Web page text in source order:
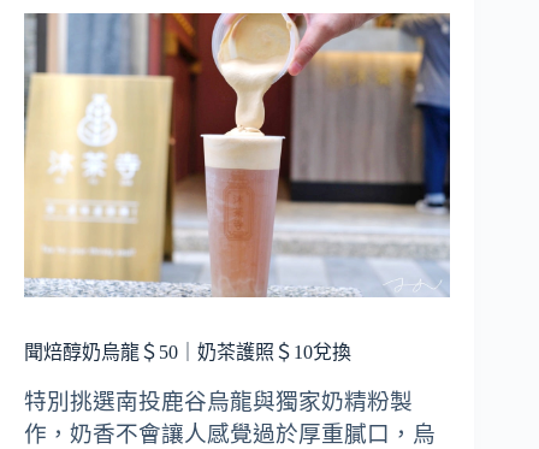
聞焙醇奶烏龍＄50｜奶茶護照＄10兌換
特別挑選南投鹿谷烏龍與獨家奶精粉製
作，奶香不會讓人感覺過於厚重膩口，烏